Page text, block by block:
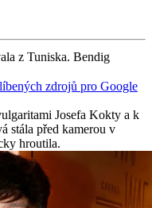
z Tuniska. Bendig
zdrojů pro Google
Josefa Kokty a k
stála před kamerou v
hroutila.